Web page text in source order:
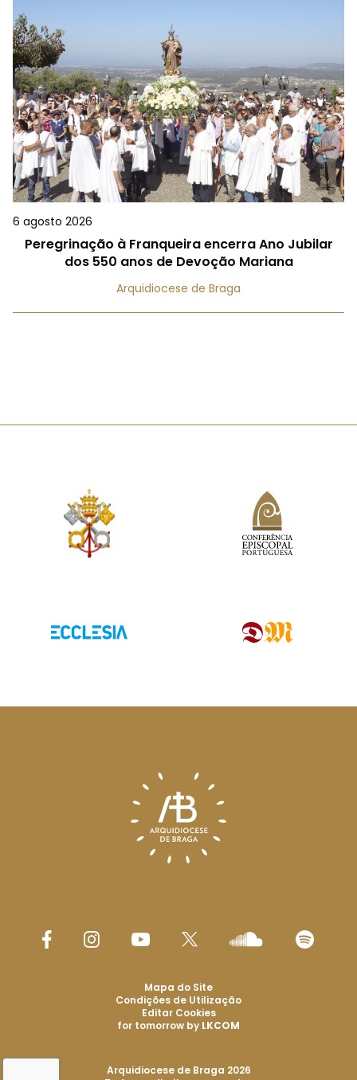
6 agosto 2026
Peregrinação à Franqueira encerra Ano Jubilar
dos 550 anos de Devoção Mariana
Arquidiocese de Braga
Arquidiocese de Braga 2026
Mapa do Site
Condições de Utilização
Editar Cookies
for tomorrow by LKCOM